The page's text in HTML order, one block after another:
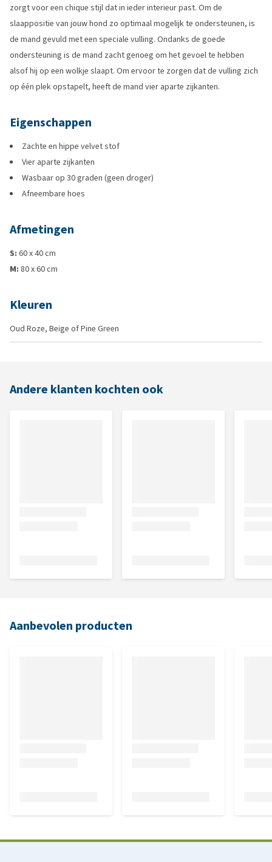
zorgt voor een chique stijl dat in ieder interieur past. Om de
slaappositie van jouw hond zo optimaal mogelijk te ondersteunen, is
de mand gevuld met een speciale vulling. Ondanks de goede
ondersteuning is de mand zacht genoeg om het gevoel te hebben
alsof hij op een wolkje slaapt. Om ervoor te zorgen dat de vulling zich
op één plek opstapelt, heeft de mand vier aparte zijkanten.
Eigenschappen
Zachte en hippe velvet stof
Vier aparte zijkanten
Wasbaar op 30 graden (geen droger)
Afneembare hoes
Afmetingen
S: 60 x 40 cm
M: 80 x 60 cm
Kleuren
Oud Roze, Beige of Pine Green
Andere klanten kochten ook
Aanbevolen producten